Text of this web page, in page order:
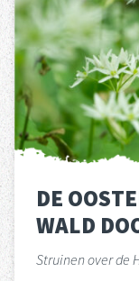
DE
WALD
Struinen over de